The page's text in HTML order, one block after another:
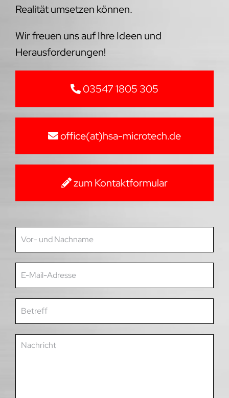
Realität umsetzen können.
Wir freuen uns auf Ihre Ideen und
Herausforderungen!
03547 1805 305
office(at)hsa-microtech.de
zum Kontaktformular